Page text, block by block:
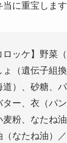
に重宝します
ロッケ】野菜
ょ（遺伝子組
道）、砂糖、
ー、衣（パ
麦粉、なたね
なたね油）